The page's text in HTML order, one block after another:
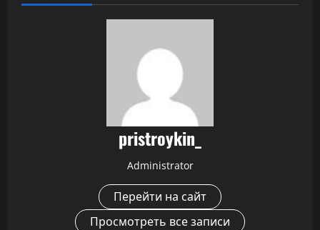
pristroykin_
Administrator
Перейти на сайт
Просмотреть все записи